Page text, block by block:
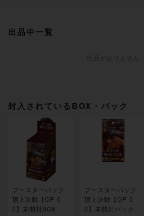
出品中一覧
封入されているBOX・パック
ブースターパック
頂上決戦【OP-0
2】未開封BOX
ブースターパック
頂上決戦【OP-0
2】未開封パック